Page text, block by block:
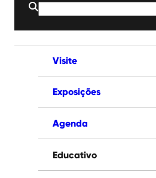
Buscar
por:
Visite
Exposições
Agenda
Educativo